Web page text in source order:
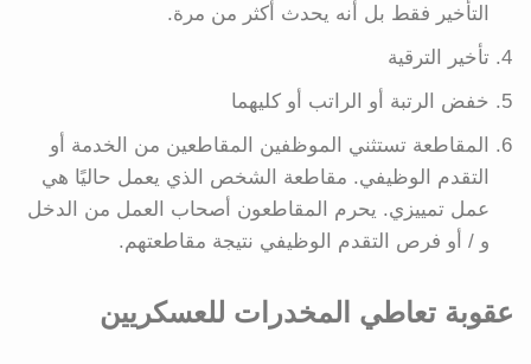
التأخير فقط بل أنه يحدث أكثر من مرة.
تأخير الترقية
خفض الرتبة أو الراتب أو كليهما
المقاطعة تستثني الموظفين المقاطعين من الخدمة أو
التقدم الوظيفي. مقاطعة الشخص الذي يعمل حاليًا هي
عمل تمييزي. يحرم المقاطعون أصحاب العمل من الدخل
و / أو فرص التقدم الوظيفي نتيجة مقاطعتهم.
عقوبة تعاطي المخدرات للعسكريين